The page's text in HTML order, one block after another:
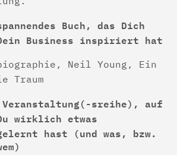
Buch, das Dich
Business inspiriert hat
Neil Young, Ein
Traum
sreihe), auf
wirklich etwas
hast (und was, bzw.